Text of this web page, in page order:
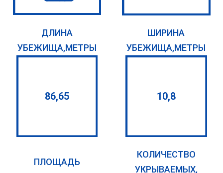
ДЛИНА
УБЕЖИЩА,МЕТРЫ
86,65
ШИРИНА
УБЕЖИЩА,МЕТРЫ
10,8
ПЛОЩАДЬ
КОЛИЧЕСТВО
УКРЫВАЕМЫХ,